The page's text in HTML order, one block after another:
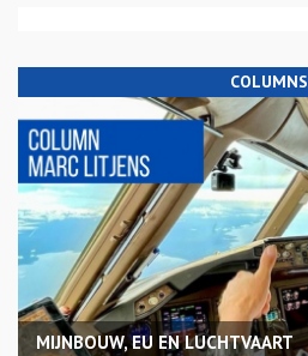
COLUMNS
MIJNBOUW, EU EN LUCHTVAART